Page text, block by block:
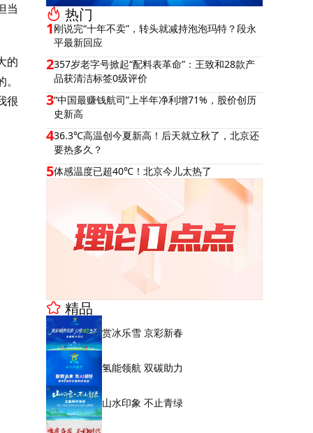
当
的
很
热门
1刚说完“十年不卖”，转头就减持泡泡玛特？段永
平最新回应
2357岁老字号掀起“配料表革命”：王致和28款产
品获清洁标签0级评价
3“中国最赚钱航司”上半年净利增71%，股价创历
史新高
436.3℃高温创今夏新高！后天就立秋了，北京还
要热多久？
5体感温度已超40℃！北京今儿太热了
精品
赏冰乐雪 京彩新春
氢能领航 双碳助力
山水印象 不止青绿